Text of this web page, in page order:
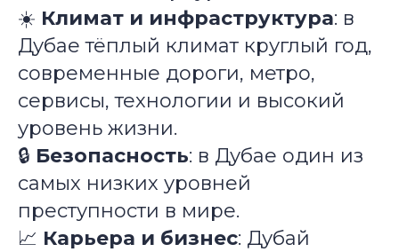
☀️ Климат и инфраструктура: в
Дубае тёплый климат круглый год,
современные дороги, метро,
сервисы, технологии и высокий
уровень жизни.
🔒 Безопасность: в Дубае один из
самых низких уровней
преступности в мире.
📈 Карьера и бизнес: Дубай